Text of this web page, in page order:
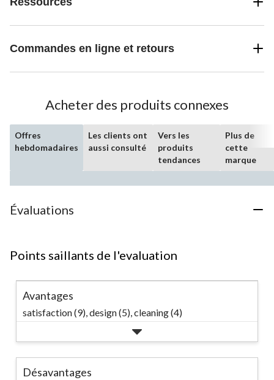
Commandes en ligne et retours
Acheter des produits connexes
Offres
hebdomadaires
Les clients ont
aussi consulté
Vers les
produits
tendances
Plus de
cette
marque
Évaluations
Points saillants de l'evaluation
Avantages
satisfaction (9), design (5), cleaning (4)
Désavantages